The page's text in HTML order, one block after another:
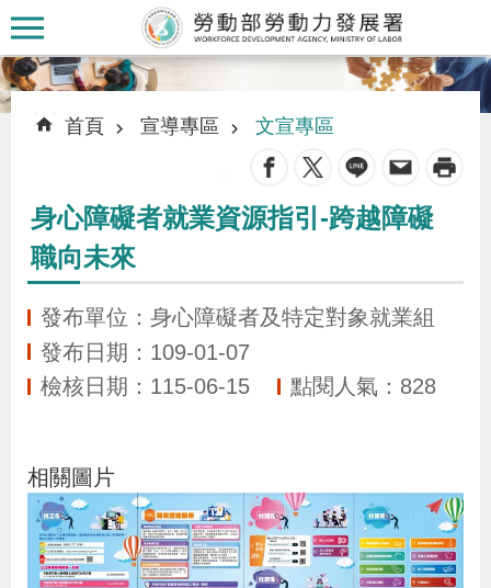
跳到主要內容區塊
認
識
署
訊
發
布
為
:::
::: 首頁 宣導專區 文宣專區
身心障礙者就業資源指引-跨越障礙
職向未來
發布單位：身心障礙者及特定對象就業組
發布日期：109-01-07
檢核日期：115-06-15
點閱人氣：828
相關圖片